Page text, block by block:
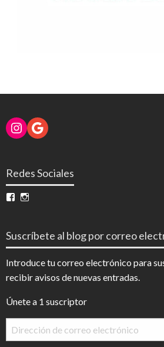
Instagram
Google
Redes Sociales
Ver
en en
Suscríbete al blog por correo
Introduce tu correo electrónico para
recibir avisos de nuevas entradas.
Únete a 1 suscriptor
Dirección
de